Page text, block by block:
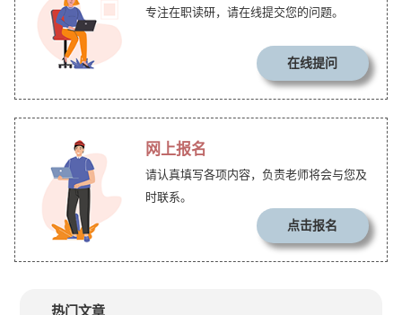
专注在职读研，请在线提交您的问题。
在线提问
网上报名
请认真填写各项内容，负责老师将会与您及
时联系。
点击报名
热门文章